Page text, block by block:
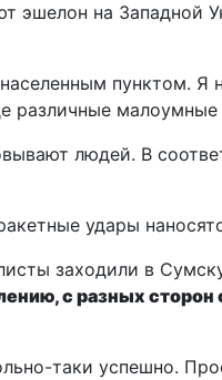
эшелон на
пунктом.
различные
людей. В
удары
заходили в
с разных
таки успешно.